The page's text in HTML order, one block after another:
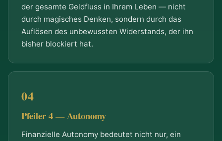
der gesamte Geldfluss in Ihrem Leben — nicht
durch magisches Denken, sondern durch das
Auflösen des unbewussten Widerstands, der ihn
bisher blockiert hat.
Pfeiler 4 — Autonomy
Finanzielle Autonomy bedeutet nicht nur, ein